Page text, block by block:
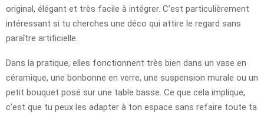
original, élégant et très facile à intégrer. C’est particulièrement
intéressant si tu cherches une déco qui attire le regard sans
paraître artificielle.
Dans la pratique, elles fonctionnent très bien dans un vase en
céramique, une bonbonne en verre, une suspension murale ou un
petit bouquet posé sur une table basse. Ce que cela implique,
c’est que tu peux les adapter à ton espace sans refaire toute ta